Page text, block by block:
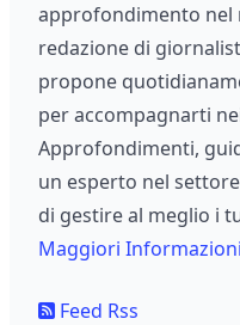
approfondimento nel
redazione di
propone
per accompagnarti
Approfondimenti,
un esperto nel
di gestire al meglio i
Maggiori Informazioni
Feed Rss